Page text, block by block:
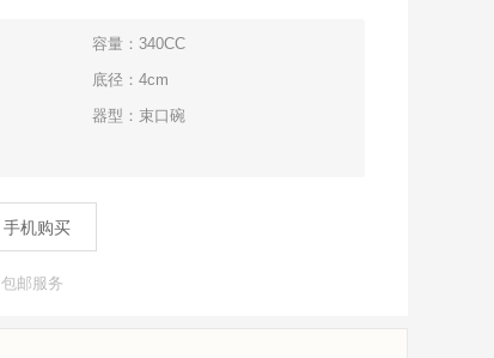
容量：340CC
底径：4cm
器型：束口碗
手机购买
包邮服务